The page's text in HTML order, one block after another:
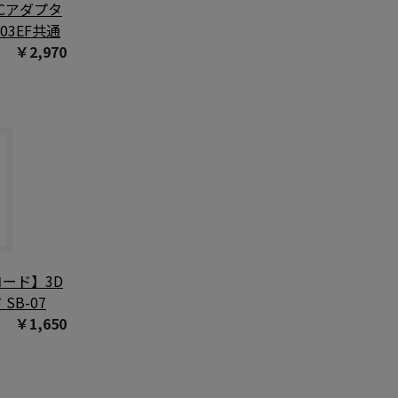
アダプタ
共通
￥2,970
ード】3D
SB-07
￥1,650